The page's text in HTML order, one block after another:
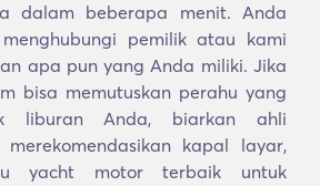
dalam beberapa menit. Anda
pemilik atau kami
apa pun yang Anda miliki. Jika
bisa memutuskan perahu yang
liburan Anda, biarkan ahli
kapal layar,
yacht motor terbaik untuk